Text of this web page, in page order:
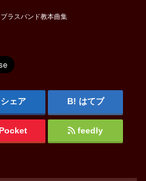
ラスバンド教本曲集
シェア はてブ
Pocket feedly